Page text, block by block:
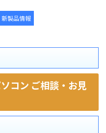
新製品情報
コン ご相談・お見